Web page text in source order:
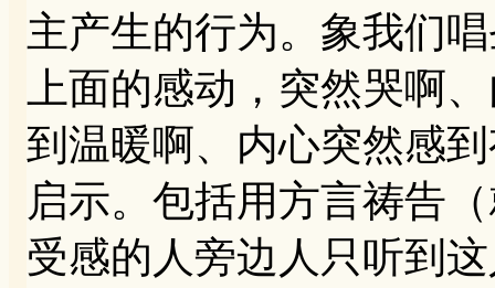
主产生的行为。象我们
上面的感动，突然哭啊
到温暖啊、内心突然感
启示。包括用方言祷告
受感的人旁边人只听到